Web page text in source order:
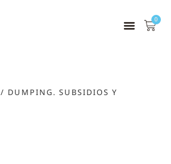
0
/ DUMPING. SUBSIDIOS Y